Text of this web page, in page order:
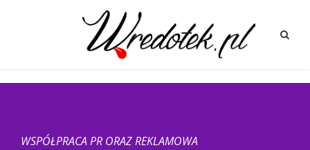
WSPÓŁPRACA PR ORAZ REKLAMOWA